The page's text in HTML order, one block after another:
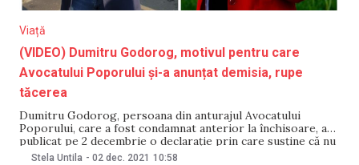
Viață
(VIDEO) Dumitru Godorog, motivul pentru care
Avocatului Poporului și-a anunțat demisia, rupe
tăcerea
Dumitru Godorog, persoana din anturajul Avocatului
Poporului, care a fost condamnat anterior la închisoare, a
publicat pe 2 decembrie o declarație prin care susține că nu
consideră că Natalia Moloșag trebuie să demisioneze. De
Stela Untila - 02 dec. 2021 10:58